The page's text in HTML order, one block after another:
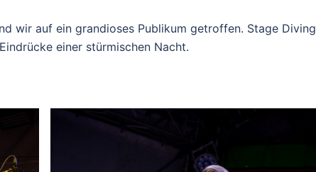
wir auf ein grandioses Publikum getroffen. Stage Diving
einer stürmischen Nacht.